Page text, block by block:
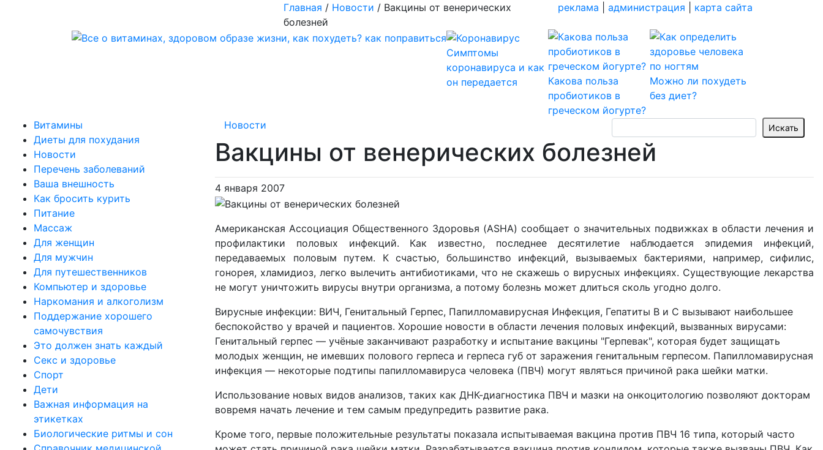
Главная / Новости / Вакцины от венерических
болезней
реклама администрация карта сайта
Симптомы
коронавируса и как
он передается
Какова польза
пробиотиков в
греческом йогурте?
Можно ли похудеть
без диет?
Витамины
Диеты для похудания
Новости
Перечень заболеваний
Ваша внешность
Как бросить курить
Питание
Массаж
Для женщин
Для мужчин
Для путешественников
Компьютер и здоровье
Наркомания и алкоголизм
Поддержание хорошего
самочувствия
Это должен знать каждый
Секс и здоровье
Спорт
Дети
Важная информация на
этикетках
Биологические ритмы и сон
Новости
Вакцины от венерических болезней
4 января 2007
Американская Ассоциация Общественного Здоровья (ASHA) сообщает о значительных подвижках в области лечения и
профилактики половых инфекций. Как известно, последнее десятилетие наблюдается эпидемия инфекций,
передаваемых половым путем. К счастью, большинство инфекций, вызываемых бактериями, например, сифилис,
гонорея, хламидиоз, легко вылечить антибиотиками, что не скажешь о вирусных инфекциях. Существующие лекарства
не могут уничтожить вирусы внутри организма, а потому болезнь может длиться сколь угодно долго.
Вирусные инфекции: ВИЧ, Генитальный Герпес, Папилломавирусная Инфекция, Гепатиты В и С вызывают наибольшее
беспокойство у врачей и пациентов. Хорошие новости в области лечения половых инфекций, вызванных вирусами:
Генитальный герпес — учёные заканчивают разработку и испытание вакцины "Герпевак", которая будет защищать
молодых женщин, не имевших полового герпеса и герпеса губ от заражения генитальным герпесом. Папилломавирусная
инфекция — некоторые подтипы папилломавируса человека (ПВЧ) могут являться причиной рака шейки матки.
Использование новых видов анализов, таких как ДНК-диагностика ПВЧ и мазки на онкоцитологию позволяют докторам
вовремя начать лечение и тем самым предупредить развитие рака.
Кроме того, первые положительные результаты показала испытываемая вакцина против ПВЧ 16 типа, который часто